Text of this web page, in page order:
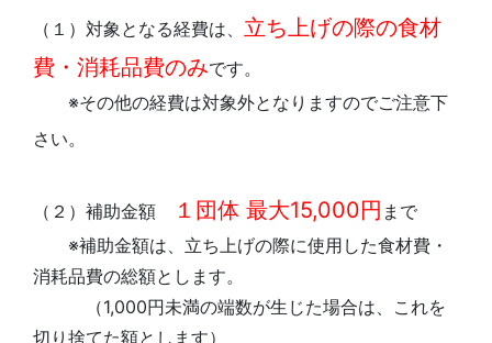
（１）対象となる経費は、 立ち上げの際の食材
費・消耗品費のみです。
※その他の経費は対象外となりますのでご注意下
さい。
（２）補助金額 １団体 最大15,000円 まで
※補助金額は、立ち上げの際に使用した食材費・
消耗品費の総額とします。
（1,000円未満の端数が生じた場合は、これを
切り捨てた額とします）